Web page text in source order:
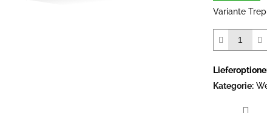
von
5
Sternen.
Variante
Kategorie: